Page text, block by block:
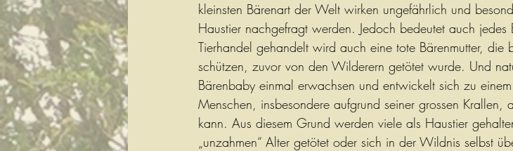
kleinsten Bärenart der Welt wirken ungefährlich und
Haustier nachgefragt werden. Jedoch bedeutet auch
Tierhandel gehandelt wird auch eine tote Bärenmutter, die
schützen, zuvor von den Wilderern getötet wurde. Und
Bärenbaby einmal erwachsen und entwickelt sich zu
Menschen, insbesondere aufgrund seiner grossen Krallen,
kann. Aus diesem Grund werden viele als Haustier
„unzahmen“ Alter getötet oder sich in der Wildnis selbst